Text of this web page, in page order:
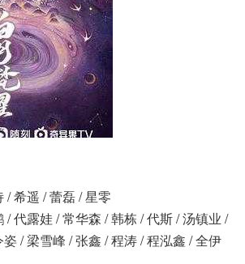
/ 希遥 / 蕾磊 / 星零
/ 代露娃 / 常华森 / 韩栋 / 代斯 / 汤镇业 /
/ 梁雪峰 / 张鑫 / 程涛 / 程泓鑫 / 全伊